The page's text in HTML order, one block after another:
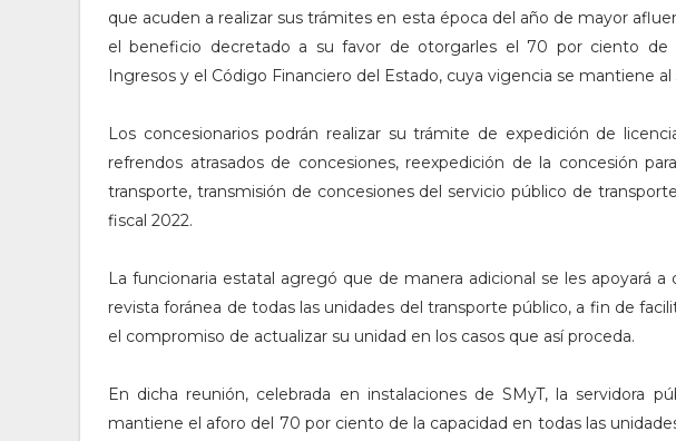
que acuden a realizar sus trámites en esta época del año de mayor
el beneficio decretado a su favor de otorgarles el 70 por ciento
Ingresos y el Código Financiero del Estado, cuya vigencia se mantiene al
Los concesionarios podrán realizar su trámite de expedición de
refrendos atrasados de concesiones, reexpedición de la concesión
transporte, transmisión de concesiones del servicio público de
fiscal 2022.
La funcionaria estatal agregó que de manera adicional se les apoyará
revista foránea de todas las unidades del transporte público, a fin de
el compromiso de actualizar su unidad en los casos que así proceda.
En dicha reunión, celebrada en instalaciones de SMyT, la servidora
mantiene el aforo del 70 por ciento de la capacidad en todas las